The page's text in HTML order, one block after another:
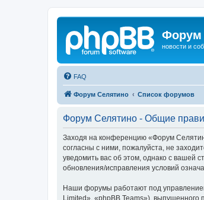
Форум
новости и
FAQ
Форум Селятино Список форумов
Форум Селятино - Общие
Заходя на конференцию «Форум
согласны с ними, пожалуйста, не
уведомить вас об этом, однако с вашей
обновления/исправления условий
Наши форумы работают под
Limited», «phpBB Teams»), выпущенного